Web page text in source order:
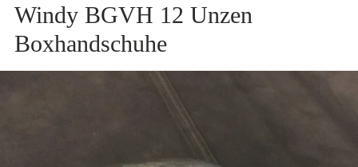
Windy BGVH 12 Unzen
Boxhandschuhe